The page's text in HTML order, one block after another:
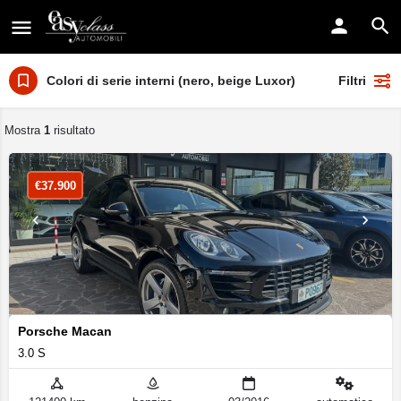
Colori di serie interni (nero, beige Luxor) Filtri
Mostra 1 risultato
Porsche Macan
3.0 S
€37.900